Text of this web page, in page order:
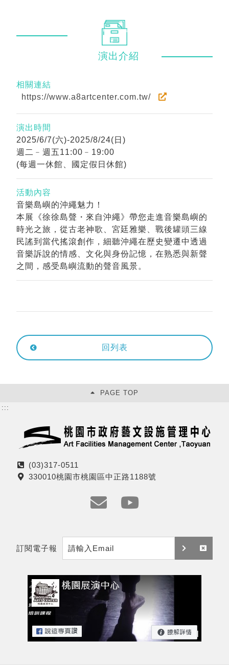
演出介紹
相關連結
https://www.a8artcenter.com.tw/
演出時間
2025/6/7(六)-2025/8/24(日)
週二﹣週五11:00﹣19:00
(每週一休館、國定假日休館)
活動內容
音樂島嶼的沖繩魅力！
本展《徐徐島聲・來自沖繩》帶您走進音樂島嶼的
時光之旅，從古老神歌、宮廷雅樂、戰後罐頭三線
民謠到當代搖滾創作，細聽沖繩在歷史變遷中透過
音樂訴說的情感、文化與身份記憶，在熟悉與新聲
之間，感受島嶼流動的聲音風景。
回列表
PAGE TOP
:::
電
話
(03)317-0511
地
330010桃園市桃園區中正路1188號
m
a
i
l
t
訂閱電子報
訂 取